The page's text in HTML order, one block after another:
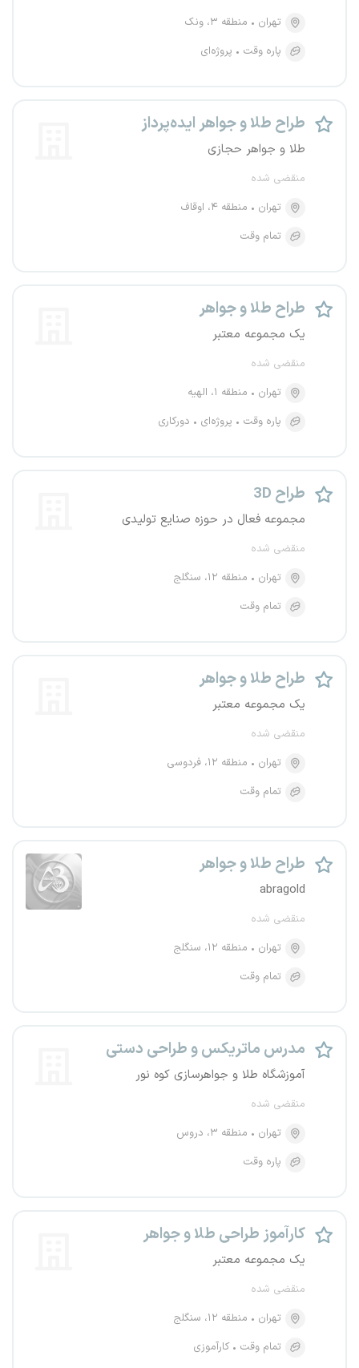
تهران
منطقه ۳، ونک
پاره وقت
پروژه‌ای
طراح طلا و جواهر ایده‌پرداز
طلا و جواهر حجازی
منقضی شده
تهران
منطقه ۴، اوقاف
تمام وقت
طراح طلا و جواهر
یک مجموعه معتبر
منقضی شده
تهران
منطقه ۱، الهیه
پاره وقت
پروژه‌ای دورکاری
طراح 3D
مجموعه فعال در حوزه صنایع تولیدی
منقضی شده
تهران
منطقه ۱۲، سنگلج
تمام وقت
طراح طلا و جواهر
یک مجموعه معتبر
منقضی شده
تهران
منطقه ۱۲، فردوسی
تمام وقت
طراح طلا و جواهر
abragold
منقضی شده
تهران
منطقه ۱۲، سنگلج
تمام وقت
مدرس ماتریکس و طراحی دستی
آموزشگاه طلا و جواهرسازی کوه نور
منقضی شده
تهران
منطقه ۳، دروس
پاره وقت
کارآموز طراحی طلا و جواهر
یک مجموعه معتبر
منقضی شده
تهران
منطقه ۱۲، سنگلج
تمام وقت
کارآموزی